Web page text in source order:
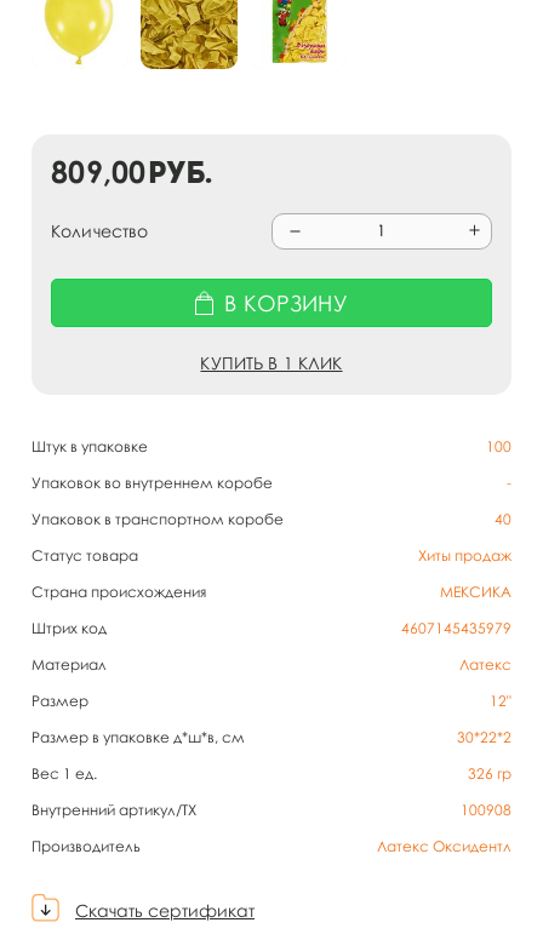
Штук в упаковке
100
Упаковок во внутреннем коробе
-
Упаковок в транспортном коробе
40
Статус товара
Хиты продаж
Страна происхождения
МЕКСИКА
Штрих код
4607145435979
Материал
Латекс
Размер
12"
Размер в упаковке д*ш*в, см
30*22*2
Вес 1 ед.
326 гр
Внутренний артикул/TX
100908
Производитель
Латекс Оксидентл
Скачать сертификат
809,00руб.
Количество
В КОРЗИНУ
КУПИТЬ В 1 КЛИК